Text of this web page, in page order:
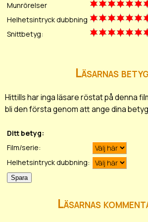
Munrörelser
Helhetsintryck dubbning
Snittbetyg:
Läsarnas betyg
Hittills har inga läsare röstat på denna
bli den första genom att ange dina
Ditt betyg:
Film/serie:
Helhetsintryck dubbning:
Läsarnas